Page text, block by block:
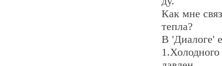
Как мне
тепла?
В 'Диалоге'